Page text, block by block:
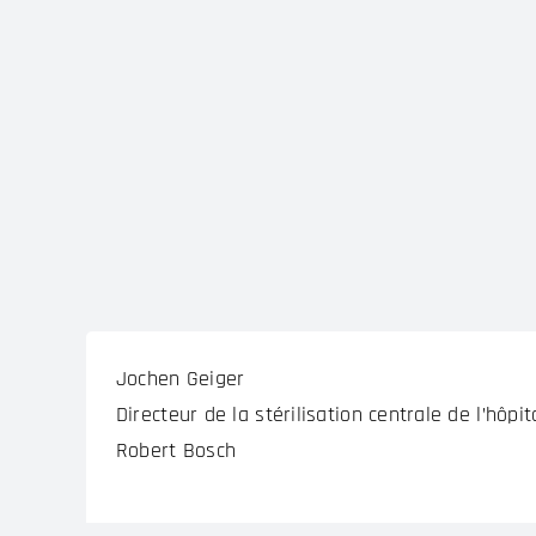
Jochen Geiger
Directeur de la stérilisation centrale de
Robert Bosch